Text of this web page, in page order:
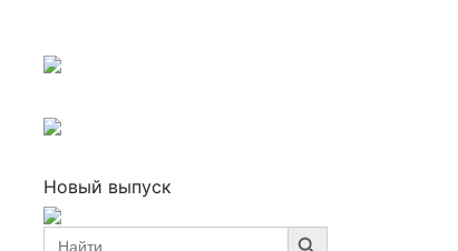
Новый выпуск
Search
Search Button